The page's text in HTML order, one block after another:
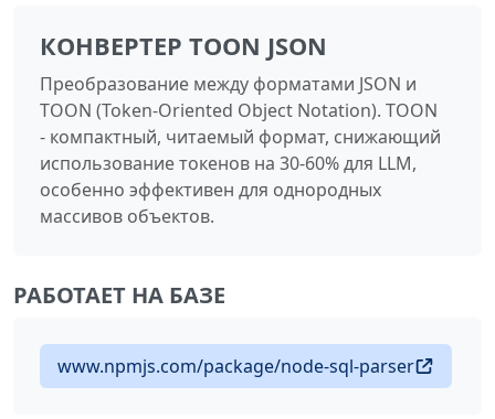
КОНВЕРТЕР TOON JSON
Преобразование между форматами JSON и
TOON (Token-Oriented Object Notation). TOON
- компактный, читаемый формат, снижающий
использование токенов на 30-60% для LLM,
особенно эффективен для однородных
массивов объектов.
РАБОТАЕТ НА БАЗЕ
www.npmjs.com/package/node-sql-parser